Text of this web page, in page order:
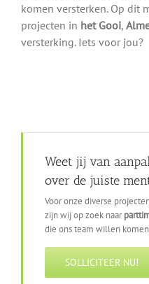
komen versterken. Op dit
projecten in het Gooi,
versterking. Iets voor jou?
Weet jij van
over de juiste
Voor onze diverse
zijn wij op zoek naar
die ons team willen
SOLLICITEER NU!